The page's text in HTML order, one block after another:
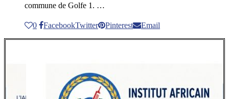
commune de Golfe 1. …
0 FacebookTwitter Pinterest Email